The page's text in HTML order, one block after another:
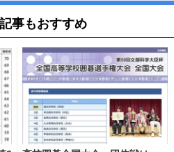
事もおすすめ